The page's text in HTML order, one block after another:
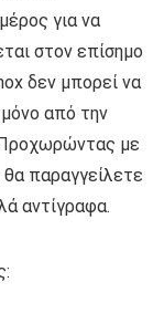
για να
στον επίσημο
δεν μπορεί να
από την
Προχωρώντας με
θα παραγγείλετε
αντίγραφα.